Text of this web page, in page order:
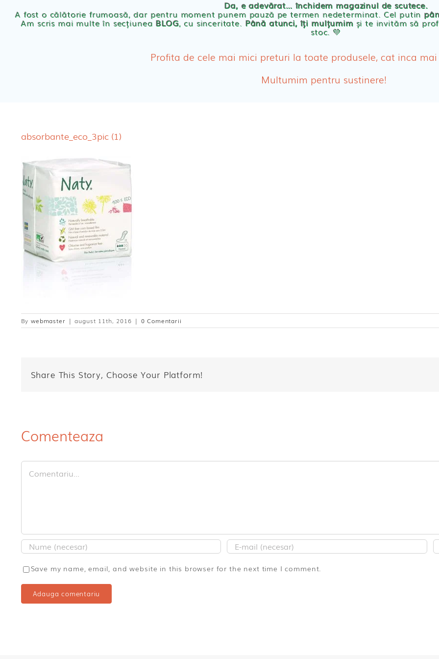
Chilotei eco Naty
Servetele umede ecologice
Da, e adevărat… închidem magazinul de scutece.
A fost o călătorie frumoasă, dar pentru moment punem pauză pe termen nedeterminat. Cel putin
Am scris mai multe în secțiunea BLOG, cu sinceritate. Până atunci, îți mulțumimși te invităm să
stoc. 💛
Profita de cele mai mici preturi la toate produsele, cat inca
Multumim pentru sustinere!
absorbante_eco_3pic (1)
Bywebmaster | august 11th, 2016 | 0 Comentarii
Share This Story, Choose Your Platform!
Comenteaza
Comment
Save my name, email, and website in this browser for the next time I comment.